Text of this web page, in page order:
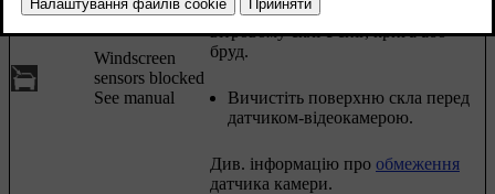
Windscreen
sensors blocked
See manual
З'являється, якщо, наприклад, на
вітровому склі є сніг, крига або
бруд.
Вичистіть поверхню скла перед
датчиком-відеокамерою.
Див. інформацію про обмеження
датчика камери.